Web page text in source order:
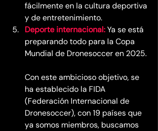
fácilmente en la cultura deportiva
y de entretenimiento.
Deporte internacional:Ya se está
preparando todo para la Copa
Mundial de Dronesoccer en 2025.
Con este ambicioso objetivo, se
ha establecido la FIDA
(Federación Internacional de
Dronesoccer), con 19 países que
ya somos miembros, buscamos